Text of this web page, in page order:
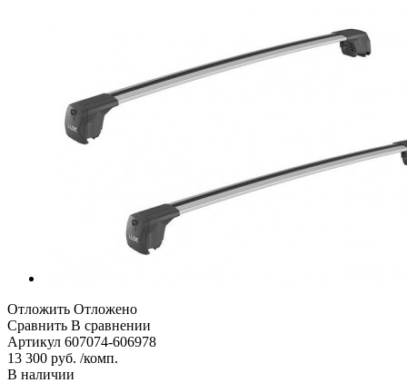
Отложить Отложено
Сравнить В сравнении
Артикул 607074-606978
13 300 руб. /комп.
В наличии